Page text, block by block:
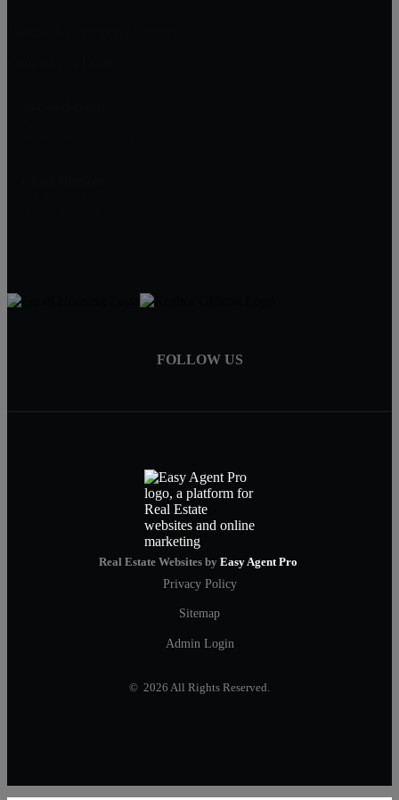
FOLLOW US
Real Estate Websites by Easy Agent Pro
Privacy Policy
Sitemap
Admin Login
© 2026 All Rights Reserved.